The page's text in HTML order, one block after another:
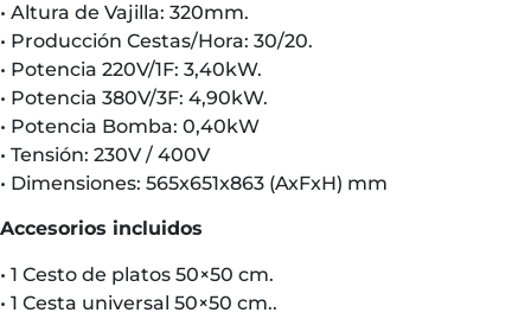
• Altura de Vajilla: 320mm.
• Producción Cestas/Hora: 30/20.
• Potencia 220V/1F: 3,40kW.
• Potencia 380V/3F: 4,90kW.
• Potencia Bomba: 0,40kW
• Tensión: 230V / 400V
• Dimensiones: 565x651x863 (AxFxH) mm
Accesorios incluidos
• 1 Cesto de platos 50×50 cm.
• 1 Cesta universal 50×50 cm..